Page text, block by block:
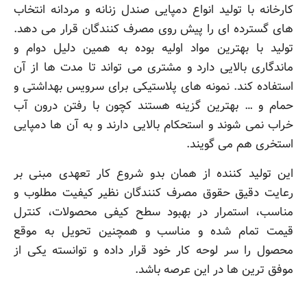
کارخانه با تولید انواع دمپایی صندل زنانه و مردانه انتخاب
های گسترده ای را پیش روی مصرف کنندگان قرار می دهد.
تولید با بهترین مواد اولیه بوده به همین دلیل دوام و
ماندگاری بالایی دارد و مشتری می تواند تا مدت ها از آن
استفاده کند. نمونه های پلاستیکی برای سرویس بهداشتی و
حمام و … بهترین گزینه هستند کچون با رفتن درون آب
خراب نمی شوند و استحکام بالایی دارند و به آن ها دمپایی
استخری هم می گویند.
این تولید کننده از همان بدو شروع کار تعهدی مبنی بر
رعایت دقیق حقوق مصرف کنندگان نظیر کیفیت مطلوب و
مناسب، استمرار در بهبود سطح کیفی محصولات، کنترل
قیمت تمام شده و مناسب و همچنین تحویل به موقع
محصول را سر لوحه کار خود قرار داده و توانسته یکی از
موفق ترین ها در این عرصه باشد.